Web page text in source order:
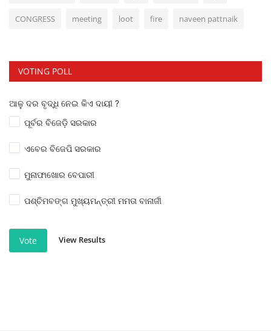
CONGRESS meeting loot fire naveen pattnaik
VOTING POLL
ଆଳୁ ଦର ବୃଦ୍ଧି ନେଇ କିଏ ଦାୟୀ ?
ପୂର୍ବର ବିଜେଡ଼ି ସରକାର
ଏବେର ବିଜେପି ସରକାର
ମୁନାଫାଖୋର ବେପାରୀ
ପଶ୍ଚିମବଙ୍ଗ ମୁଖ୍ୟମନ୍ତ୍ରୀ ମମତା ବାନାର୍ଜୀ
Vote View Results